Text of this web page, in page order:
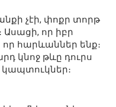
չէի, փոքր տորթ
Ասացի, որ իբր
որ հարևաններ ենք։
կնոջ թևը դուրս
կապտուկներ։